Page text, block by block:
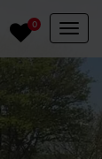
0